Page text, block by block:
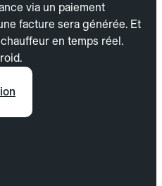
via un paiement
facture sera générée. Et
en temps réel.